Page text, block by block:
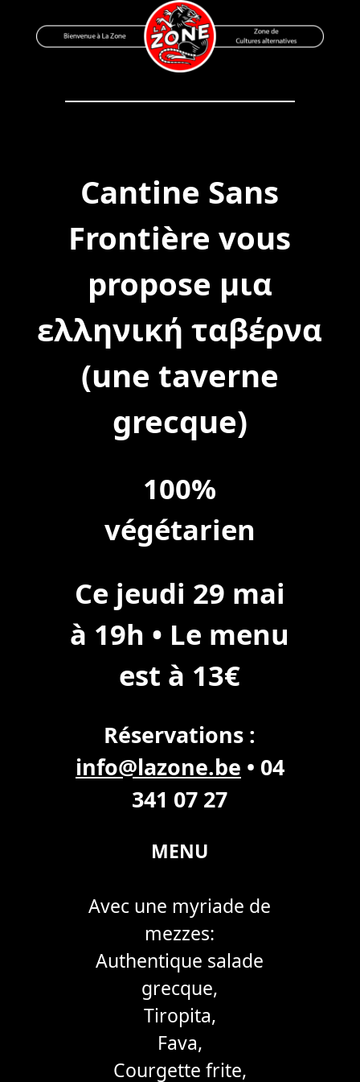
to
Bienvenue à La Zone
Zone de Cultures Alternatives
Cantine Sans
Frontière vous
propose μια
ελληνική ταβέρνα
(une taverne
grecque)
100%
végétarien
Ce jeudi 29 mai
à 19h • Le menu
est à 13€
Réservations :
info@lazone.be • 04
341 07 27
MENU
Avec une myriade de
mezzes:
Authentique salade
grecque,
Tiropita,
Fava,
Courgette frite,